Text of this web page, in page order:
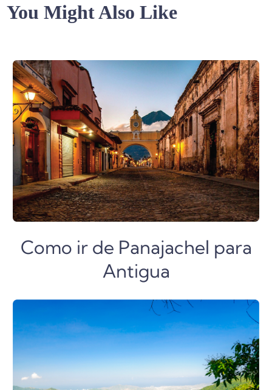
You Might Also Like
Como ir de Panajachel para
Antigua